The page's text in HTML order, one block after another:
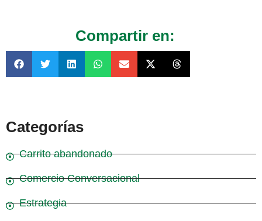
Compartir en:
Categorías
Carrito abandonado
Comercio Conversacional
Estrategia